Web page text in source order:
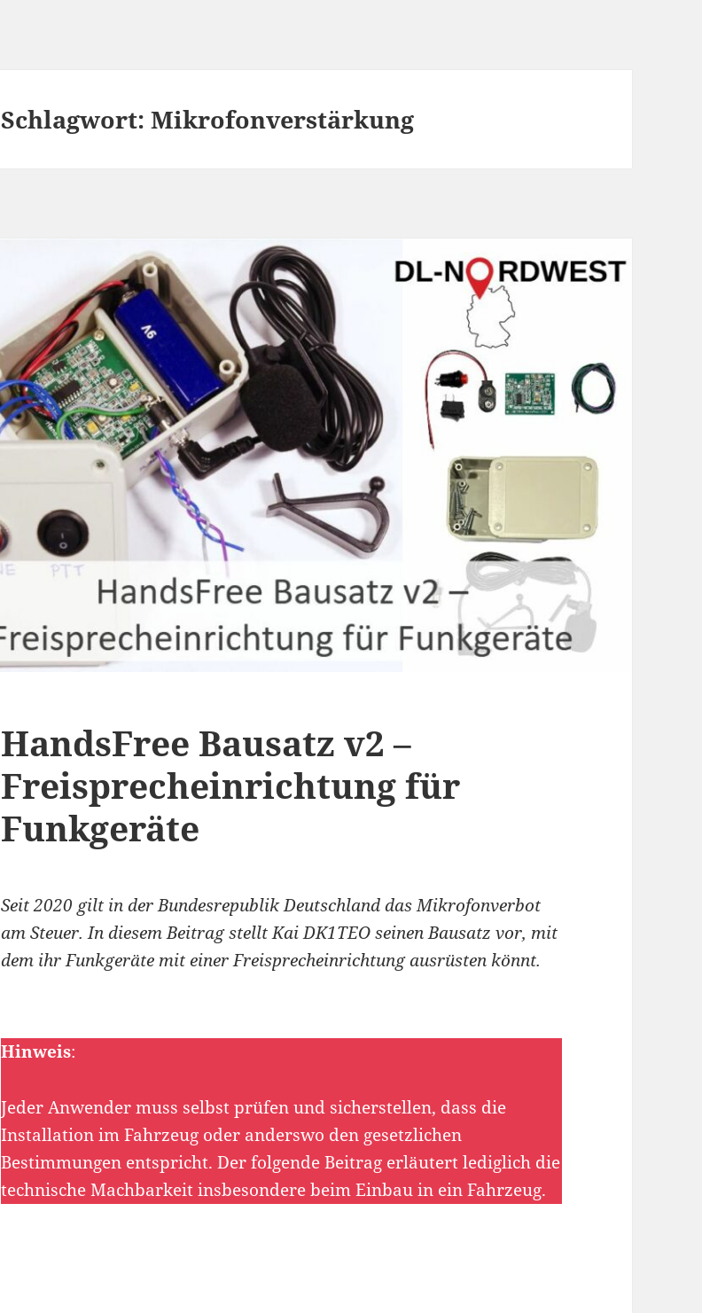
Schlagwort:Mikrofonverstärkung
HandsFree Bausatz v2 –
Freisprecheinrichtung für
Funkgeräte
Seit 2020 gilt in der Bundesrepublik Deutschland das Mikrofonverbot
am Steuer. In diesem Beitrag stellt Kai DK1TEO seinen Bausatz vor, mit
dem ihr Funkgeräte mit einer Freisprecheinrichtung ausrüsten könnt.
Hinweis:
Jeder Anwender muss selbst prüfen und sicherstellen, dass die
Installation im Fahrzeug oder anderswo den gesetzlichen
Bestimmungen entspricht. Der folgende Beitrag erläutert lediglich die
technische Machbarkeit insbesondere beim Einbau in ein Fahrzeug.